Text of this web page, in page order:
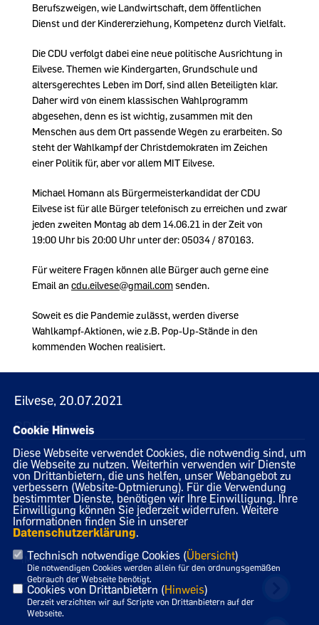
Berufszweigen, wie Landwirtschaft, dem öffentlichen
Dienst und der Kindererziehung, Kompetenz durch Vielfalt.
Die CDU verfolgt dabei eine neue politische Ausrichtung in
Eilvese. Themen wie Kindergarten, Grundschule und
altersgerechtes Leben im Dorf, sind allen Beteiligten klar.
Daher wird von einem klassischen Wahlprogramm
abgesehen, denn es ist wichtig, zusammen mit den
Menschen aus dem Ort passende Wegen zu erarbeiten. So
steht der Wahlkampf der Christdemokraten im Zeichen
einer Politik für, aber vor allem MIT Eilvese.
Michael Homann als Bürgermeisterkandidat der CDU
Eilvese ist für alle Bürger telefonisch zu erreichen und zwar
jeden zweiten Montag ab dem 14.06.21 in der Zeit von
19:00 Uhr bis 20:00 Uhr unter der: 05034 / 870163.
Für weitere Fragen können alle Bürger auch gerne eine
Email an cdu.eilvese@gmail.comsenden.
Soweit es die Pandemie zulässt, werden diverse
Wahlkampf-Aktionen, wie z.B. Pop-Up-Stände in den
kommenden Wochen realisiert.
Eilvese, 20.07.2021
CDU Eilvese
Hier präsentiert sich der CDU Ortsverband Eilvese
IMPRESSUM DATENSCHUTZ KONTAKT
CDU Niedersachsen
Cookie Hinweis
Diese Webseite verwendet Cookies, die notwendig sind, um
die Webseite zu nutzen. Weiterhin verwenden wir Dienste
von Drittanbietern, die uns helfen, unser Webangebot zu
verbessern (Website-Optmierung). Für die Verwendung
bestimmter Dienste, benötigen wir Ihre Einwilligung. Ihre
Einwilligung können Sie jederzeit widerrufen. Weitere
Informationen finden Sie in unserer
Datenschutzerklärung.
Technisch notwendige Cookies (Übersicht)
Die notwendigen Cookies werden allein für den ordnungsgemäßen
Gebrauch der Webseite benötigt.
Cookies von Drittanbietern (Hinweis)
Derzeit verzichten wir auf Scripte von Drittanbietern auf der
Webseite.